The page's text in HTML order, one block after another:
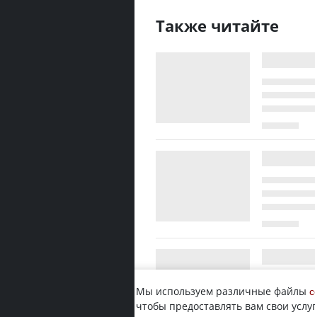
Также читайте
Мы используем различные файлы
чтобы предоставлять вам свои